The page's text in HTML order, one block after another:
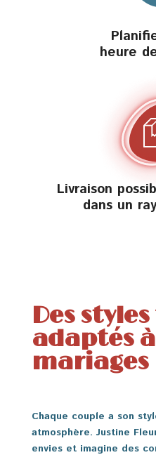
heure
Livraison
dans un
Des
adaptés
mariages
Chaque couple a son
atmosphère. Justine
envies et imagine des